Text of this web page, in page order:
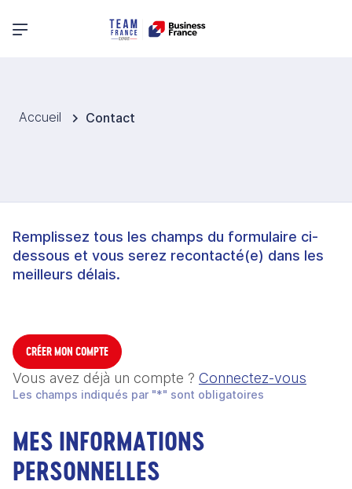
Menu principal
Accueil Contact
Remplissez tous les champs du formulaire ci-
dessous et vous serez recontacté(e) dans les
meilleurs délais.
CRÉER MON COMPTE
Vous avez déjà un compte ? Connectez-vous
Les champs indiqués par "*" sont obligatoires
MES INFORMATIONS
PERSONNELLES